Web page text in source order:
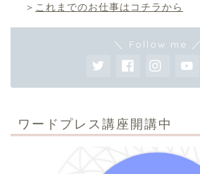
＞ これまでのお仕事はコチラから
＼ Follow me ／
ワードプレス講座開講中